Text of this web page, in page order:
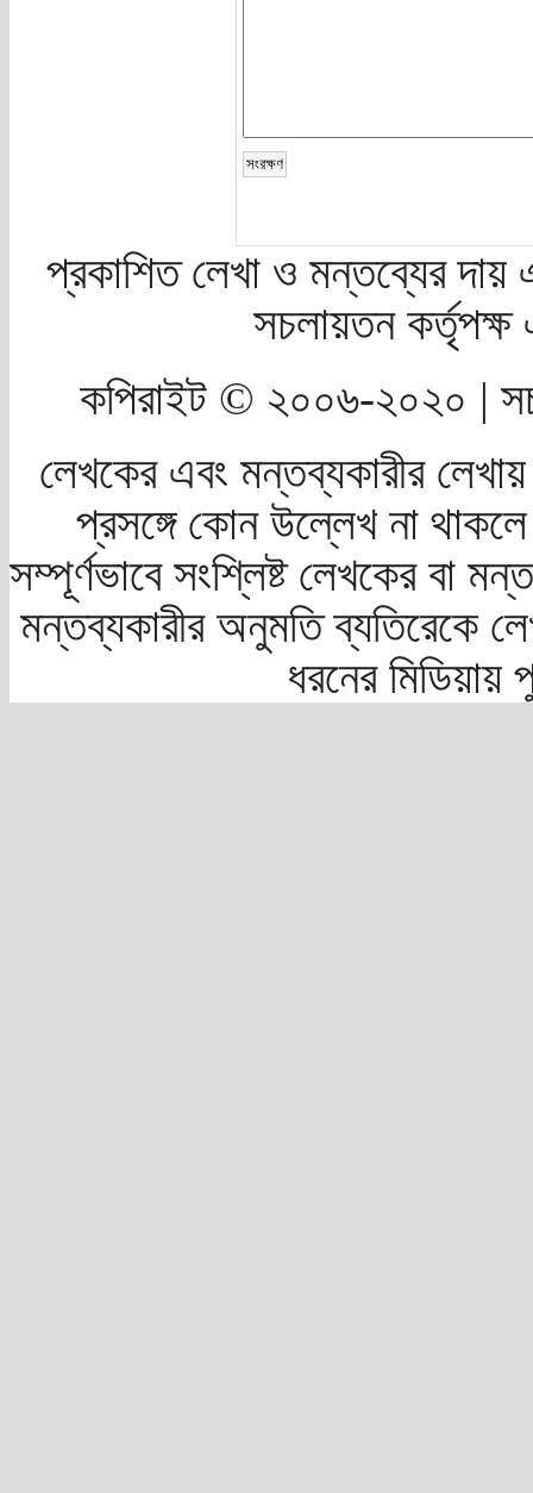
প্রকাশিত লেখা ও মন্তব্যের দায়
সচলায়তন
কপিরাইট © ২০০৬-২০২০ |
লেখকের এবং মন্তব্যকারীর
প্রসঙ্গে কোন উল্লেখ না
সম্পূর্ণভাবে সংশ্লিষ্ট লেখকের বা
মন্তব্যকারীর অনুমতি ব্যতিরেকে
ধরনের মিডিয়ায়